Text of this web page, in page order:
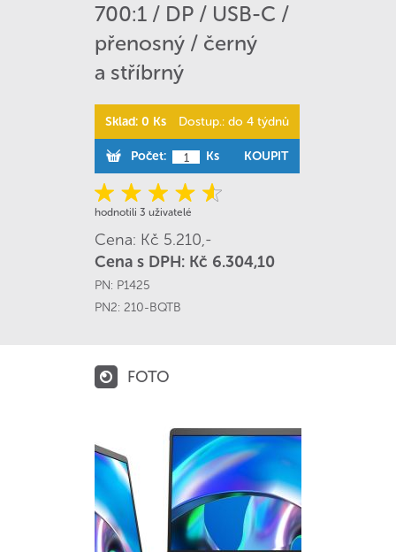
700:1 / DP / USB-C /
přenosný / černý
a stříbrný
Sklad: 0 Ks Dostup.: do 4 týdnů
Počet: Ks KOUPIT
hodnotili 3 uživatelé
Cena: Kč 5.210,-
Cena s DPH: Kč 6.304,10
PN: P1425
PN2: 210-BQTB
FOTO